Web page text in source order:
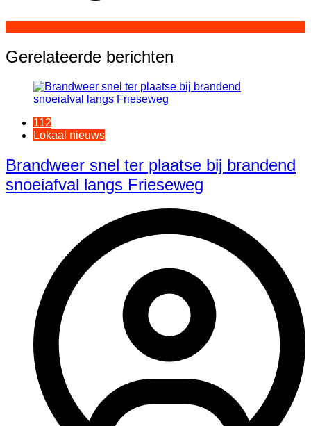
Gerelateerde berichten
112
Lokaal nieuws
Brandweer snel ter plaatse bij brandend
snoeiafval langs Frieseweg